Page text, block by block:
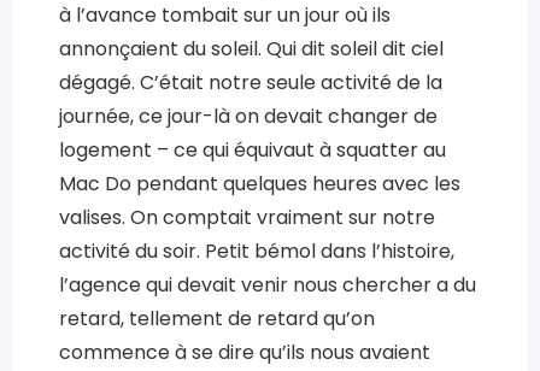
à l’avance tombait sur un jour où ils
annonçaient du soleil. Qui dit soleil dit ciel
dégagé. C’était notre seule activité de la
journée, ce jour-là on devait changer de
logement – ce qui équivaut à squatter au
Mac Do pendant quelques heures avec les
valises. On comptait vraiment sur notre
activité du soir. Petit bémol dans l’histoire,
l’agence qui devait venir nous chercher a du
retard, tellement de retard qu’on
commence à se dire qu’ils nous avaient